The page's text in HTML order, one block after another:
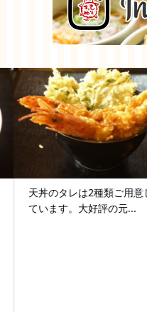
天丼のタレは2種類ご用意し
ています。大好評の元...